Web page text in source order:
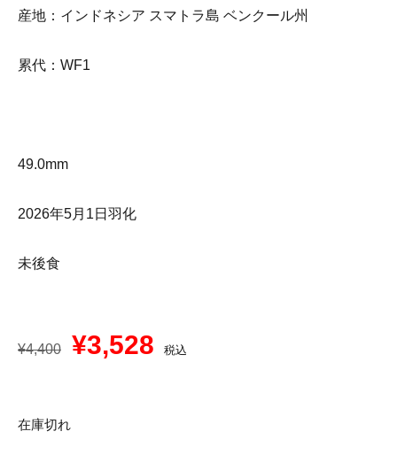
産地：インドネシア スマトラ島 ベンクール州
累代：WF1
49.0mm
2026年5月1日羽化
未後食
¥4,400 ¥3,528 税込
在庫切れ